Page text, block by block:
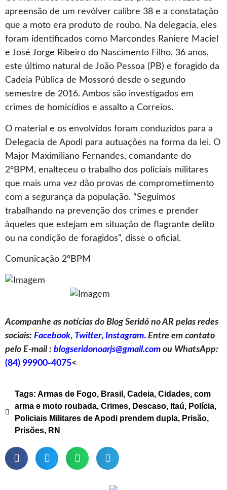
apreensão de um revólver calibre 38 e a constatação
que a moto era produto de roubo. Na delegacia, eles
foram identificados como Marcondes Raniere Maciel
e José Jorge Ribeiro do Nascimento Filho, 36 anos,
este último natural de João Pessoa (PB) e foragido da
Cadeia Pública de Mossoró desde o segundo
semestre de 2016. Ambos são investigados em
crimes de homicídios e assalto a Correios.
O material e os envolvidos foram conduzidos para a
Delegacia de Apodi para autuações na forma da lei. O
Major Maximiliano Fernandes, comandante do
2ºBPM, enalteceu o trabalho dos policiais militares
que mais uma vez dão provas de comprometimento
com a segurança da população. “Seguimos
trabalhando na prevenção dos crimes e prender
àqueles que estejam em situação de flagrante delito
ou na condição de foragidos”, disse o oficial.
Comunicação 2ºBPM
Acompanhe as notícias do Blog Seridó no AR pelas redes
sociais: Facebook, Twitter, Instagram. Entre em contato
pelo E-mail : blogseridonoarjs@gmail.com ou WhatsApp:
(84) 99900-4075<
Tags: Armas de Fogo, Brasil , Cadeia, Cidades, com
arma e moto roubada, Crimes, Descaso, Itaú, Polícia,
Policiais Militares de Apodi prendem dupla, Prisão,
Prisões, RN